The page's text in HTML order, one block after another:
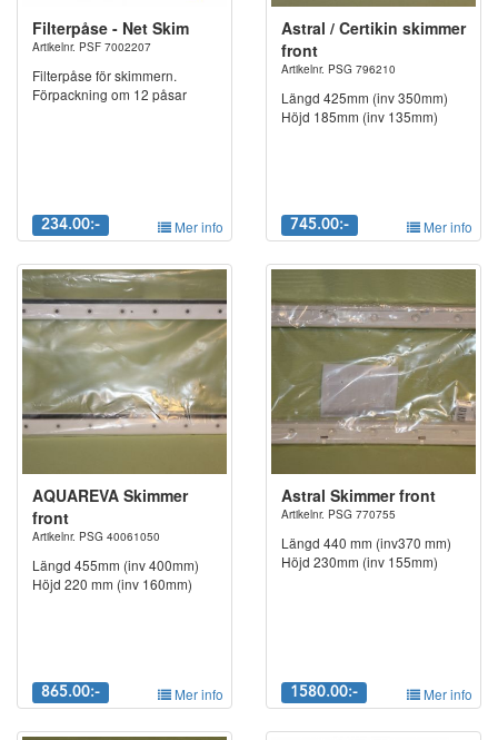
Filterpåse - Net Skim
Artikelnr. PSF 7002207
Filterpåse för skimmern.
Förpackning om 12 påsar
234.00:- Mer info
Astral / Certikin skimmer
front
Artikelnr. PSG 796210
Längd 425mm (inv 350mm)
Höjd 185mm (inv 135mm)
745.00:- Mer info
AQUAREVA Skimmer
front
Artikelnr. PSG 40061050
Längd 455mm (inv 400mm)
Höjd 220 mm (inv 160mm)
865.00:- Mer info
Astral Skimmer front
Artikelnr. PSG 770755
Längd 440 mm (inv370 mm)
Höjd 230mm (inv 155mm)
1580.00:- Mer info